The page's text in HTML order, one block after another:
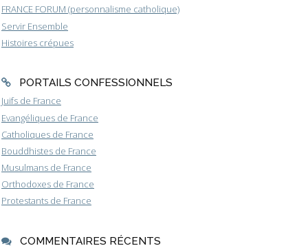
FRANCE FORUM (personnalisme catholique)
Servir Ensemble
Histoires crépues
PORTAILS CONFESSIONNELS
Juifs de France
Evangéliques de France
Catholiques de France
Bouddhistes de France
Musulmans de France
Orthodoxes de France
Protestants de France
COMMENTAIRES RÉCENTS